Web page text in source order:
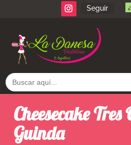
Seguir
Buscar:
Cheesecake Tres
Guinda